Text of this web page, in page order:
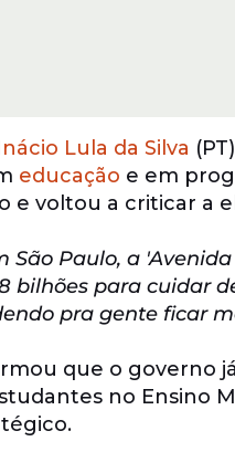
Lula da Silva
educação e em
e voltou a criticar a
São Paulo, a
bilhões para cuidar
pra gente ficar
que o governo
no Ensino